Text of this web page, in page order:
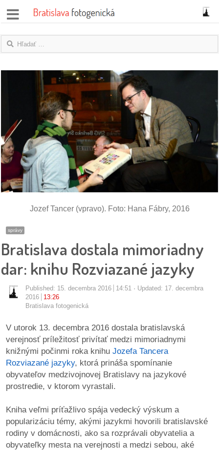
správy
rozhovory
fotky
protesty
Historický
mestské
kauzy
konania
stavebné
pripomienkové
konania
Jozef Tancer (vpravo). Foto: Hana Fábry, 2016
správy
Bratislava dostala mimoriadny
dar: knihu Rozviazané jazyky
Published: 15. decembra 2016 14:51
Updated: 17. decembra
2016
13:26
Bratislava fotogenická
V utorok 13. decembra 2016 dostala bratislavská
verejnosť príležitosť privítať medzi mimoriadnymi
knižnými počinmi roka knihu Jozefa Tancera
Rozviazané jazyky, ktorá prináša spomínanie
obyvateľov medzivojnovej Bratislavy na jazykové
prostredie, v ktorom vyrastali.
Kniha veľmi príťažlivo spája vedecký výskum a
popularizáciu témy, akými jazykmi hovorili bratislavské
rodiny v domácnosti, ako sa rozprávali obyvatelia a
obyvateľky mesta na verejnosti a medzi sebou, aké